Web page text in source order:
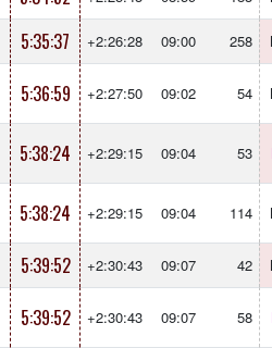
5:35:37 +2:26:28 09:00 258
5:36:59 +2:27:50 09:02 54
5:38:24 +2:29:15 09:04 53
5:38:24 +2:29:15 09:04 114
5:39:52 +2:30:43 09:07 42
5:39:52 +2:30:43 09:07 58